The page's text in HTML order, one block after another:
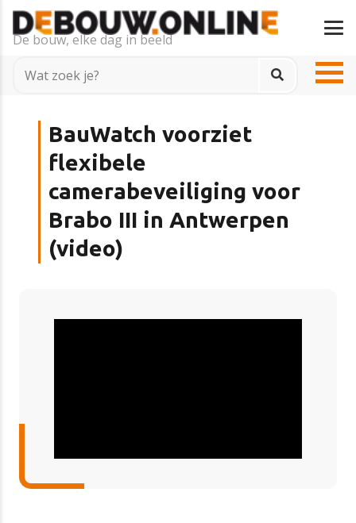
De bouw, elke dag in beeld
BauWatch voorziet
flexibele
camerabeveiliging voor
Brabo III in Antwerpen
(video)